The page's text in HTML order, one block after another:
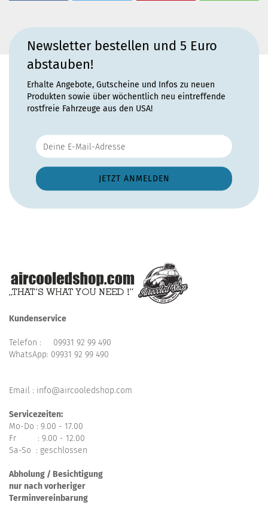
Newsletter bestellen und 5 Euro
abstauben!
Erhalte Angebote, Gutscheine und Infos zu neuen
Produkten sowie über wöchentlich neu eintreffende
rostfreie Fahrzeuge aus den USA!
Kundenservice
Telefon : 09931 92 99 490
WhatsApp: 09931 92 99 490
Email : info@aircooledshop.com
Servicezeiten:
Mo-Do : 9.00 - 17.00
Fr : 9.00 - 12.00
Sa-So : geschlossen
Abholung / Besichtigung
nur nach vorheriger
Terminvereinbarung